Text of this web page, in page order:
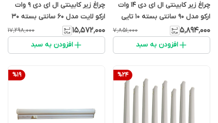
چراغ زیر کابینتی ال ای دی 14 وات
ارکو مدل 90 سانتی بسته 10 تایی
۵٬۸۹۴٬۰۰۰ ۷٬۸۵۱٬۰۰۰
افزودن به سبد
چراغ زیر کابینتی ال ای دی 9 وات
ارکو لایت مدل 60 سانتی بسته 30
تایی
۱۵٬۵۷۲٬۰۰۰ ۱۷٬۲۹۸٬۰۰۰
افزودن به سبد
%24
%19